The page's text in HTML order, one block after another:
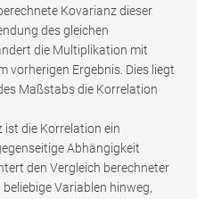
Kovarianz dieser
des gleichen
die Multiplikation mit
vorherigen Ergebnis. Dies liegt
Maßstabs die Korrelation
ist die Korrelation ein
Abhängigkeit
den Vergleich berechneter
Variablen hinweg,